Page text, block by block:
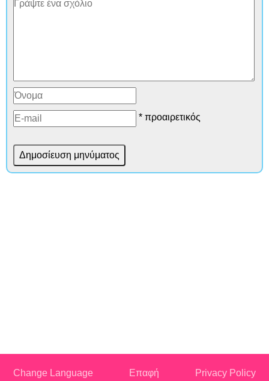
* προαιρετικός
Change Language Επαφή Privacy Policy